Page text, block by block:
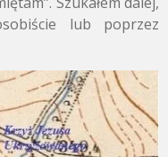
lub poprzez